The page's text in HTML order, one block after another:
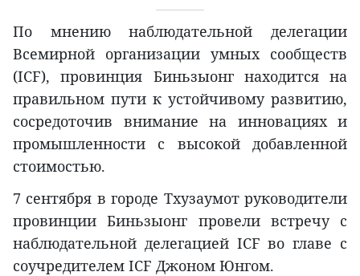
По мнению наблюдательной делегации
Всемирной организации умных сообществ
(ICF), провинция Биньзыонг находится на
правильном пути к устойчивому развитию,
сосредоточив внимание на инновациях и
промышленности с высокой добавленной
стоимостью.
7 сентября в городе Тхузаумот руководители
провинции Биньзыонг провели встречу с
наблюдательной делегацией ICF во главе с
соучредителем ICF Джоном Юнгом.